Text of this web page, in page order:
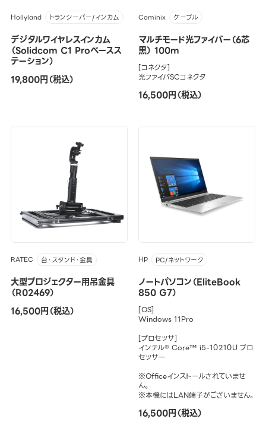
Hollyland トランシーバー/インカム
デジタルワイヤレスインカム
（Solidcom C1 Proベースス
テーション）
19,800円（税込）
Cominix ケーブル
マルチモード光ファイバー（6芯
黒） 100m
[コネクタ]
光ファイバSCコネクタ
16,500円（税込）
RATEC 台・スタンド・金具
大型プロジェクター用吊金具
（R02469）
16,500円（税込）
HP PC/ネットワーク
ノートパソコン（EliteBook
850 G7）
[OS]
Windows 11Pro
[プロセッサ]
インテル® Core™ i5-10210U プロ
セッサー
※Officeインストールされていませ
ん。
※本機にはLAN端子がございません。
16,500円（税込）